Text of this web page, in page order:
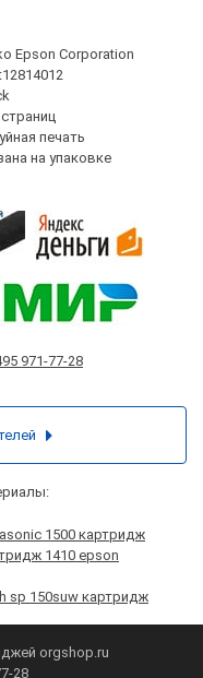
Epson Corporation
печать
на упаковке
971-77-28
1500 картридж
1410 epson
sp 150suw картридж
orgshop.ru
28